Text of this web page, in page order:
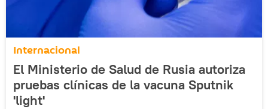
Internacional
El Ministerio de Salud de Rusia autoriza
pruebas clínicas de la vacuna Sputnik
'light'